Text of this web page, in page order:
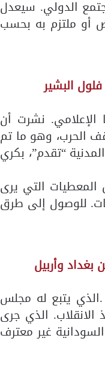
الدولي. سيعدل
أو ملتزم به بحسب
البشير
الإعلامي. نشرت أن
الحرب، وهو ما تم
“تقدم”، بكري
التي يرى
للوصول إلى طرق
بغداد وأربيل
.الذي يتبع له مجلس
الانقلاب. الذي جرى
الحكومة السودانية غير معترف